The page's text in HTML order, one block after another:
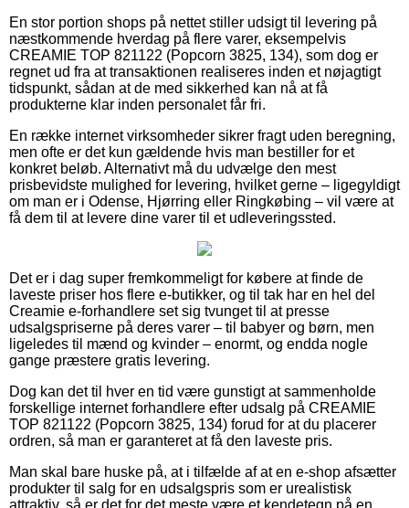
En stor portion shops på nettet stiller udsigt til levering på
næstkommende hverdag på flere varer, eksempelvis
CREAMIE TOP 821122 (Popcorn 3825, 134), som dog er
regnet ud fra at transaktionen realiseres inden et nøjagtigt
tidspunkt, sådan at de med sikkerhed kan nå at få
produkterne klar inden personalet får fri.
En række internet virksomheder sikrer fragt uden beregning,
men ofte er det kun gældende hvis man bestiller for et
konkret beløb. Alternativt må du udvælge den mest
prisbevidste mulighed for levering, hvilket gerne – ligegyldigt
om man er i Odense, Hjørring eller Ringkøbing – vil være at
få dem til at levere dine varer til et udleveringssted.
Det er i dag super fremkommeligt for købere at finde de
laveste priser hos flere e-butikker, og til tak har en hel del
Creamie e-forhandlere set sig tvunget til at presse
udsalgspriserne på deres varer – til babyer og børn, men
ligeledes til mænd og kvinder – enormt, og endda nogle
gange præstere gratis levering.
Dog kan det til hver en tid være gunstigt at sammenholde
forskellige internet forhandlere efter udsalg på CREAMIE
TOP 821122 (Popcorn 3825, 134) forud for at du placerer
ordren, så man er garanteret at få den laveste pris.
Man skal bare huske på, at i tilfælde af at en e-shop afsætter
produkter til salg for en udsalgspris som er urealistisk
attraktiv, så er det for det meste være et kendetegn på en